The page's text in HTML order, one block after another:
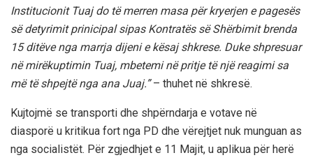
Institucionit Tuaj do të merren masa për kryerjen e pagesës
së detyrimit prinicipal sipas Kontratës së Shërbimit brenda
15 ditëve nga marrja dijeni e kësaj shkrese. Duke shpresuar
në mirëkuptimin Tuaj, mbetemi në pritje të një reagimi sa
më të shpejtë nga ana Juaj.”– thuhet në shkresë.
Kujtojmë se transporti dhe shpërndarja e votave në
diasporë u kritikua fort nga PD dhe vërejtjet nuk munguan as
nga socialistët. Për zgjedhjet e 11 Majit, u aplikua për herë